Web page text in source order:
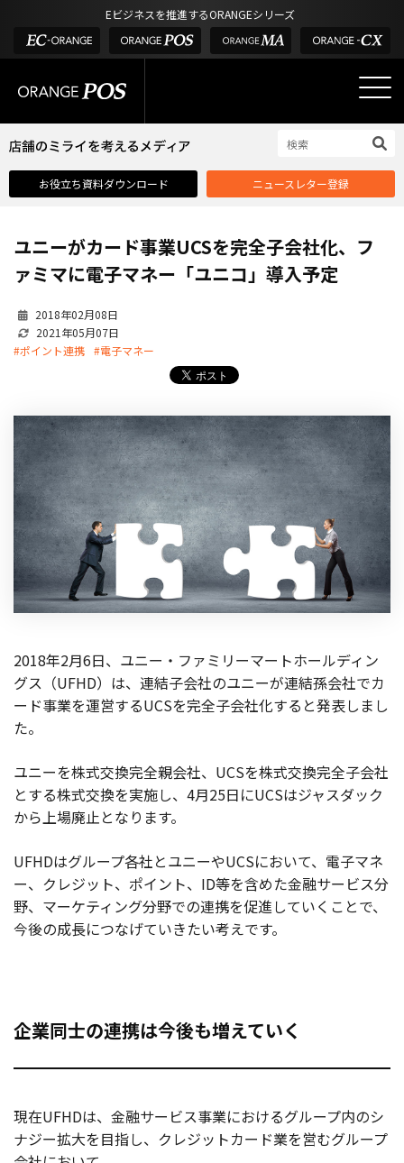
Eビジネスを推進するORANGEシリーズ
タッチパネル式カスタマーディスプレイ
インフラ環境・サポート
業界別ソリューション
酒販・ワイン
サロン
デジタル化・AI導入補助金
POS お役立ち情報
店舗のミライを考えるメディア
03-6432-0346
電話受付：平日 10:00~17:00
お役立ち資料ダウンロード ニュースレター登録
ユニーがカード事業UCSを完全子会社化、フ
ァミマに電子マネー「ユニコ」導入予定
2018年02月08日
2021年05月07日
#ポイント連携 #電子マネー
2018年2月6日、ユニー・ファミリーマートホールディン
グス（UFHD）は、連結子会社のユニーが連結孫会社でカ
ード事業を運営するUCSを完全子会社化すると発表しまし
た。
ユニーを株式交換完全親会社、UCSを株式交換完全子会社
とする株式交換を実施し、4月25日にUCSはジャスダック
から上場廃止となります。
UFHDはグループ各社とユニーやUCSにおいて、電子マネ
ー、クレジット、ポイント、ID等を含めた金融サービス分
野、マーケティング分野での連携を促進していくことで、
今後の成長につなげていきたい考えです。
企業同士の連携は今後も増えていく
現在UFHDは、金融サービス事業におけるグループ内のシ
ナジー拡大を目指し、クレジットカード業を営むグループ